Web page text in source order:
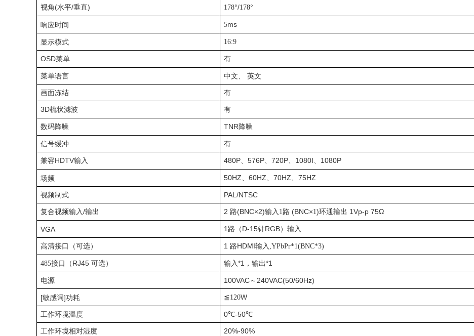
视角(水平/垂直) 178°/178°
响应时间 5ms
显示模式 16:9
OSD菜单 有
菜单语言 中文、 英文
画面冻结 有
3D梳状滤波 有
数码降噪 TNR 降噪
信号缓冲 有
兼容HDTV输入 480P、 576P、 720P、 1080I、 1080P
场频 50HZ、 60HZ、 70HZ、 75HZ
视频制式 PAL/NTSC
复合视频输入/输出 2 路(BNC×2)输入 1路 (BNC×1)环通输出 1Vp-p 75Ω
VGA 1 路（ D-15针RGB）输入
高清接口 （可选） 1 路HDMI输入 ,YPbPr*1(BNC*3)
485接口（ RJ45 可选） 输入*1 ，输出*1
电源 100VAC～ 240VAC(50/60Hz)
[敏感词]功耗 ≦120W
工作环境温度 0℃-50℃
工作环境相对湿度 20%-90%